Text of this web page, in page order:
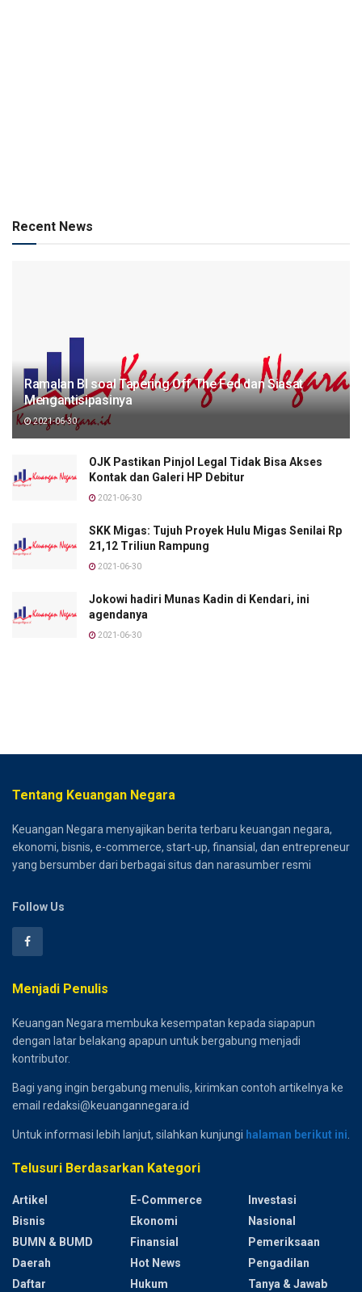
Recent News
Ramalan BI soal Tapering Off The Fed dan Siasat
Mengantisipasinya
2021-06-30
OJK Pastikan Pinjol Legal Tidak Bisa Akses
Kontak dan Galeri HP Debitur
2021-06-30
SKK Migas: Tujuh Proyek Hulu Migas Senilai Rp
21,12 Triliun Rampung
2021-06-30
Jokowi hadiri Munas Kadin di Kendari, ini
agendanya
2021-06-30
Tentang Keuangan Negara
Keuangan Negara menyajikan berita terbaru keuangan negara,
ekonomi, bisnis, e-commerce, start-up, finansial, dan entrepreneur
yang bersumber dari berbagai situs dan narasumber resmi
Follow Us
Menjadi Penulis
Keuangan Negara membuka kesempatan kepada siapapun
dengan latar belakang apapun untuk bergabung menjadi
kontributor.
Bagi yang ingin bergabung menulis, kirimkan contoh artikelnya ke
email redaksi@keuangannegara.id
Untuk informasi lebih lanjut, silahkan kunjungi halaman berikut ini
Telusuri Berdasarkan Kategori
Artikel
Bisnis
BUMN & BUMD
Daerah
Daftar
E-Commerce
Ekonomi
Finansial
Hot News
Hukum
Investasi
Nasional
Pemeriksaan
Pengadilan
Tanya & Jawab